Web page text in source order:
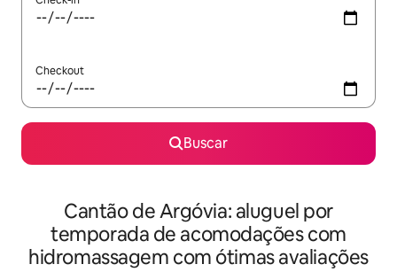
Checkout
Buscar
Cantão de Argóvia: aluguel por
temporada de acomodações com
hidromassagem com ótimas avaliações